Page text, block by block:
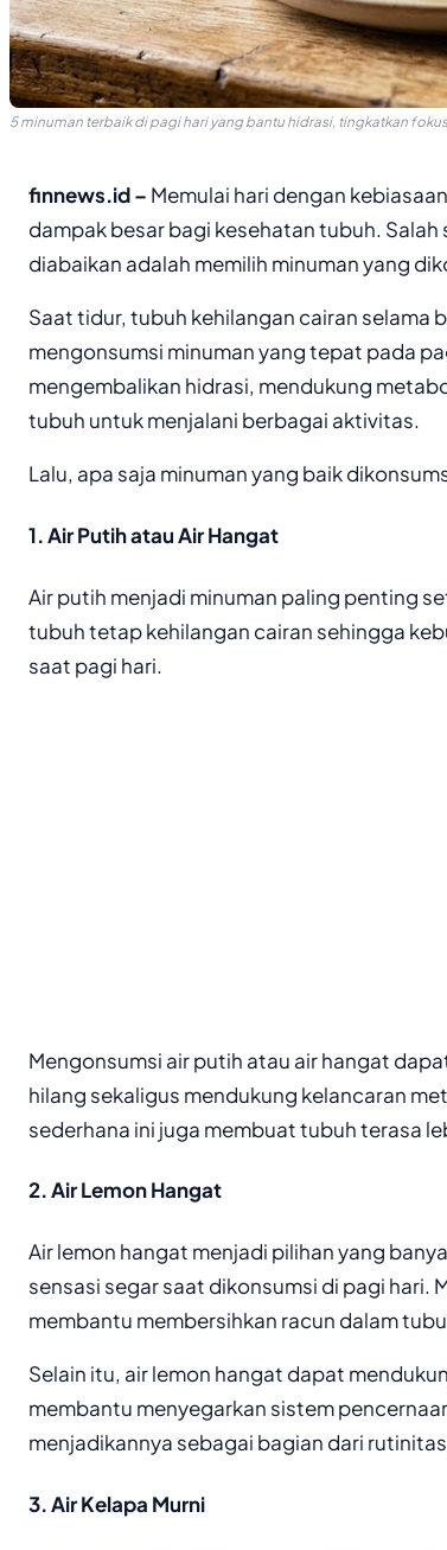
5 minuman terbaik di pagi hari yang bantu hidrasi, tingkatkan
finnews.id – Memulai hari dengan
dampak besar bagi kesehatan tubuh.
diabaikan adalah memilih minuman yang
Saat tidur, tubuh kehilangan cairan selama
mengonsumsi minuman yang tepat pada
mengembalikan hidrasi, mendukung
tubuh untuk menjalani berbagai aktivitas.
Lalu, apa saja minuman yang baik
1. Air Putih atau Air Hangat
Air putih menjadi minuman paling penting
tubuh tetap kehilangan cairan sehingga
saat pagi hari.
Mengonsumsi air putih atau air hangat
hilang sekaligus mendukung kelancaran
sederhana ini juga membuat tubuh terasa
2. Air Lemon Hangat
Air lemon hangat menjadi pilihan yang
sensasi segar saat dikonsumsi di pagi hari.
membantu membersihkan racun dalam
Selain itu, air lemon hangat dapat
membantu menyegarkan sistem
menjadikannya sebagai bagian dari
3. Air Kelapa Murni